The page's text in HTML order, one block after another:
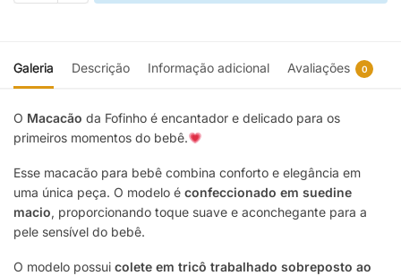
Galeria Descrição Informação adicional Avaliações 0
O Macacão da Fofinho é encantador e delicado para os
primeiros momentos do bebê.
Esse macacão para bebê combina conforto e elegância em
uma única peça. O modelo é confeccionado em suedine
macio, proporcionando toque suave e aconchegante para a
pele sensível do bebê.
O modelo possui colete em tricô trabalhado sobreposto ao